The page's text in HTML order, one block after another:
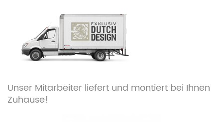
Unser Mitarbeiter liefert und montiert bei Ihnen
Zuhause!